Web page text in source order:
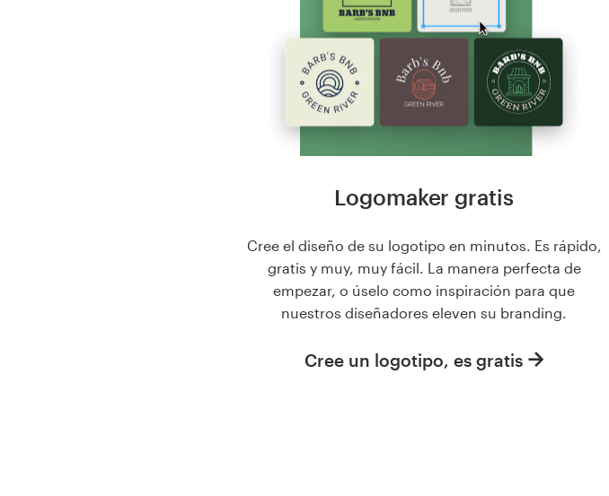
Logomaker gratis
Cree el diseño de su logotipo en minutos. Es rápido,
gratis y muy, muy fácil. La manera perfecta de
empezar, o úselo como inspiración para que
nuestros diseñadores eleven su branding.
Cree un logotipo, es gratis